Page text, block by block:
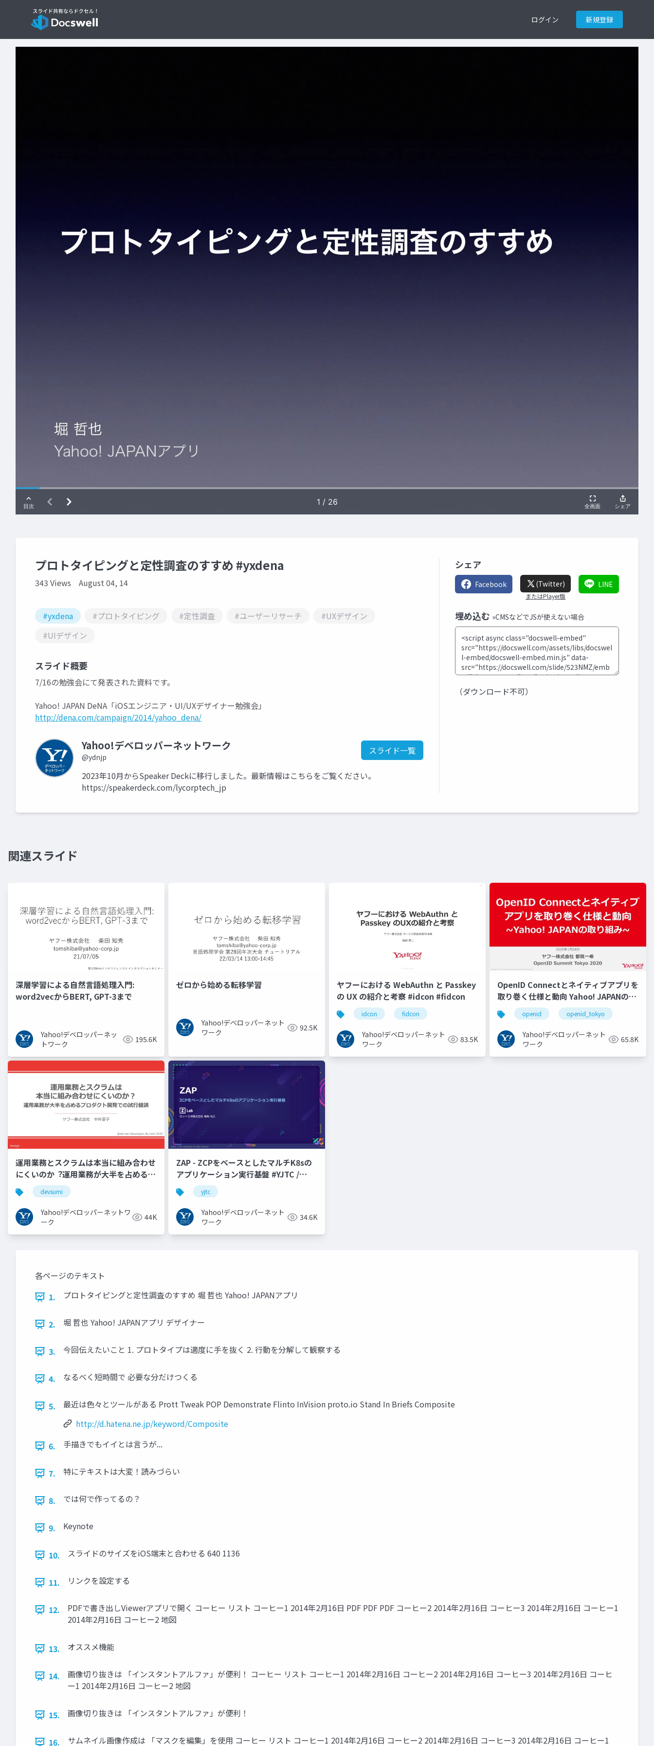
ログイン 新規登録
プロトタイピングと定性調査のすすめ #yxdena
343 Views August 04, 14
#yxdena #プロトタイピング #定性調査 #ユーザーリサーチ
#UXデザイン
#UIデザイン
スライド概要
7/16の勉強会にて発表された資料です。
Yahoo! JAPAN DeNA「iOSエンジニア・UI/UXデザイナー勉強会」
http://dena.com/campaign/2014/yahoo_dena/
Yahoo!デベロッパーネットワーク
@ydnjp
スライド一覧
2023年10月からSpeaker Deckに移行しました。最新情報はこちらをご覧ください。
https://speakerdeck.com/lycorptech_jp
シェア
Facebook (Twitter)
またはPlayer版
LINE
埋め込む »CMSなどでJSが使えない場合
（ダウンロード不可）
関連スライド
深層学習による自然言語処理入門:
word2vecからBERT, GPT-3まで
Yahoo!デベロッパーネッ
トワーク
195.6K
ゼロから始める転移学習
Yahoo!デベロッパーネット
ワーク
92.5K
ヤフーにおける WebAuthn と Passkey
の UX の紹介と考察 #idcon #fidcon
idcon fidcon
Yahoo!デベロッパーネット
ワーク
83.5K
OpenID Connectとネイティブアプリを
取り巻く仕様と動向 Yahoo! JAPANの取
り組み #openid #openid_tokyo
openid openid_tokyo
Yahoo!デベロッパーネット
ワーク
65.8K
運用業務とスクラムは本当に組み合わせ
にくいのか︖運用業務が大半を占めるプ
ロダクト開発での試行錯誤
devsumi
Yahoo!デベロッパーネットワ
ーク
44K
ZAP - ZCPをベースとしたマルチK8sの
アプリケーション実行基盤 #YJTC /
YJTC21 B-3
yjtc
Yahoo!デベロッパーネット
ワーク
34.6K
各ページのテキスト
1.
プロトタイピングと定性調査のすすめ 堀 哲也 Yahoo! JAPANアプリ
2. 堀 哲也 Yahoo! JAPANアプリ デザイナー
3. 今回伝えたいこと 1. プロトタイプは適度に手を抜く 2. 行動を分解して観察する
4. なるべく短時間で 必要な分だけつくる
5.
最近は色々とツールがある Prott Tweak POP Demonstrate Flinto InVision proto.io Stand In Briefs Composite
http://d.hatena.ne.jp/keyword/Composite
6.
手描きでもイイとは言うが...
7. 特にテキストは大変！読みづらい
8. では何で作ってるの？
9. Keynote
10. スライドのサイズをiOS端末と合わせる 640 1136
11. リンクを設定する
12.
PDFで書き出しViewerアプリで開く コーヒー リスト コーヒー1 2014年2月16日 PDF PDF PDF コーヒー2 2014年2月16日 コーヒー3 2014年2月16日 コーヒー1
2014年2月16日 コーヒー2 地図
13. オススメ機能
14.
画像切り抜きは 「インスタントアルファ」が便利！ コーヒー リスト コーヒー1 2014年2月16日 コーヒー2 2014年2月16日 コーヒー3 2014年2月16日 コーヒ
ー1 2014年2月16日 コーヒー2 地図
15. 画像切り抜きは 「インスタントアルファ」が便利！
16. サムネイル画像作成は 「マスクを編集」を使用 コーヒー リスト コーヒー1 2014年2月16日 コーヒー2 2014年2月16日 コーヒー3 2014年2月16日 コーヒー1